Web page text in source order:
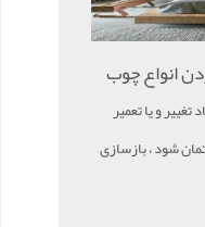
انواع چوب
و یا تعمیر
شود ، بازسازی